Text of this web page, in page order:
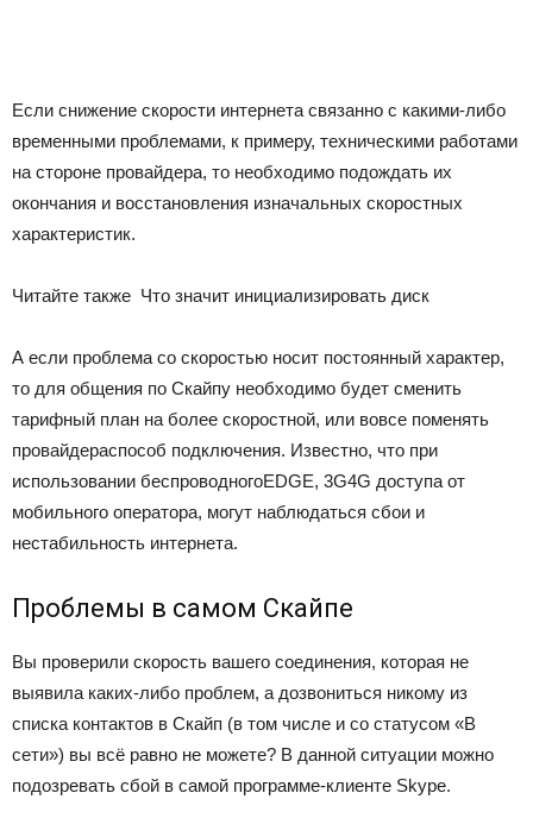
Если снижение скорости интернета связанно с какими-либо
временными проблемами, к примеру, техническими работами
на стороне провайдера, то необходимо подождать их
окончания и восстановления изначальных скоростных
характеристик.
Читайте также Что значит инициализировать диск
А если проблема со скоростью носит постоянный характер,
то для общения по Скайпу необходимо будет сменить
тарифный план на более скоростной, или вовсе поменять
провайдераспособ подключения. Известно, что при
использовании беспроводногоEDGE, 3G4G доступа от
мобильного оператора, могут наблюдаться сбои и
нестабильность интернета.
Проблемы в самом Скайпе
Вы проверили скорость вашего соединения, которая не
выявила каких-либо проблем, а дозвониться никому из
списка контактов в Скайп (в том числе и со статусом «В
сети») вы всё равно не можете? В данной ситуации можно
подозревать сбой в самой программе-клиенте Skype.